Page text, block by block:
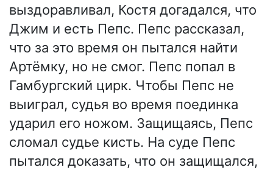
выздоравливал, Костя догадался, что
Джим и есть Пепс. Пепс рассказал,
что за это время он пытался найти
Артёмку, но не смог. Пепс попал в
Гамбургский цирк. Чтобы Пепс не
выиграл, судья во время поединка
ударил его ножом. Защищаясь, Пепс
сломал судье кисть. На суде Пепс
пытался доказать, что он защищался,